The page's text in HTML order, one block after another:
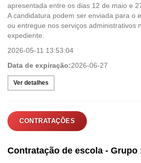
apresentada entre os dias 12 de maio e
A candidatura podem ser enviada para o
ou entregue nos serviços administrativos
expediente.
2026-05-11 13:53:04
Data de expiração:2026-06-27
Ver detalhes
CONTRATAÇÕES
Contratação de escola - Grupo